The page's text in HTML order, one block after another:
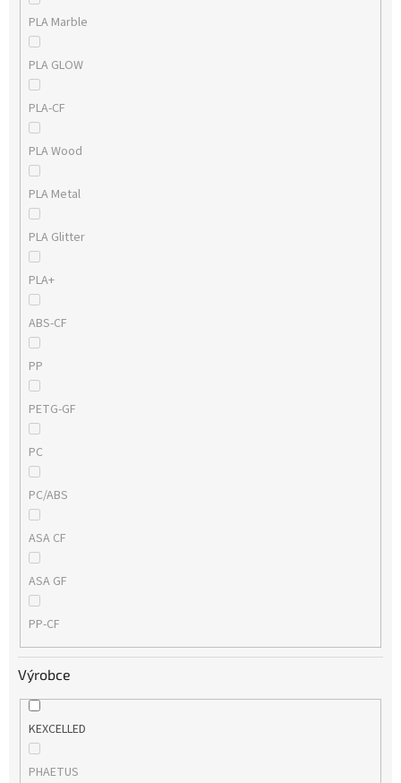
PLA Marble
PLA GLOW
PLA-CF
PLA Wood
PLA Metal
PLA Glitter
PLA+
ABS-CF
PP
PETG-GF
PC
PC/ABS
ASA CF
ASA GF
PP-CF
Výrobce
KEXCELLED
PHAETUS